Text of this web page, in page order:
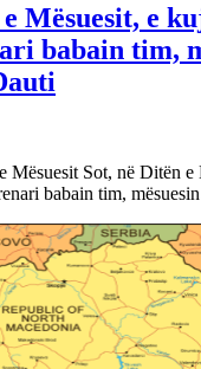
Mësuesit, e
babain tim,
Mësuesit Sot, në Ditën e
babain tim,